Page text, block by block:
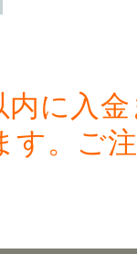
内に入
す。ご